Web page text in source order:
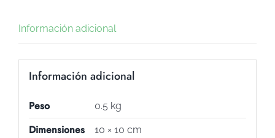
Información adicional
Información adicional
Peso 0.5 kg
Dimensiones 10 × 10 cm